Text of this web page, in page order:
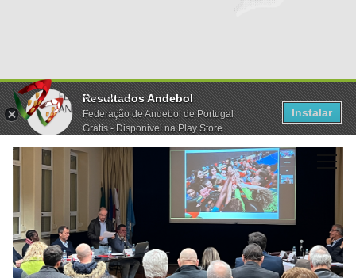
Resultados Andebol
Federação de Andebol de Portugal
Grátis - Disponivel na Play Store
Instalar